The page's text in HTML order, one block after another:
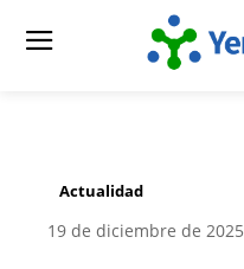
Actualidad
19 de diciembre de 2025